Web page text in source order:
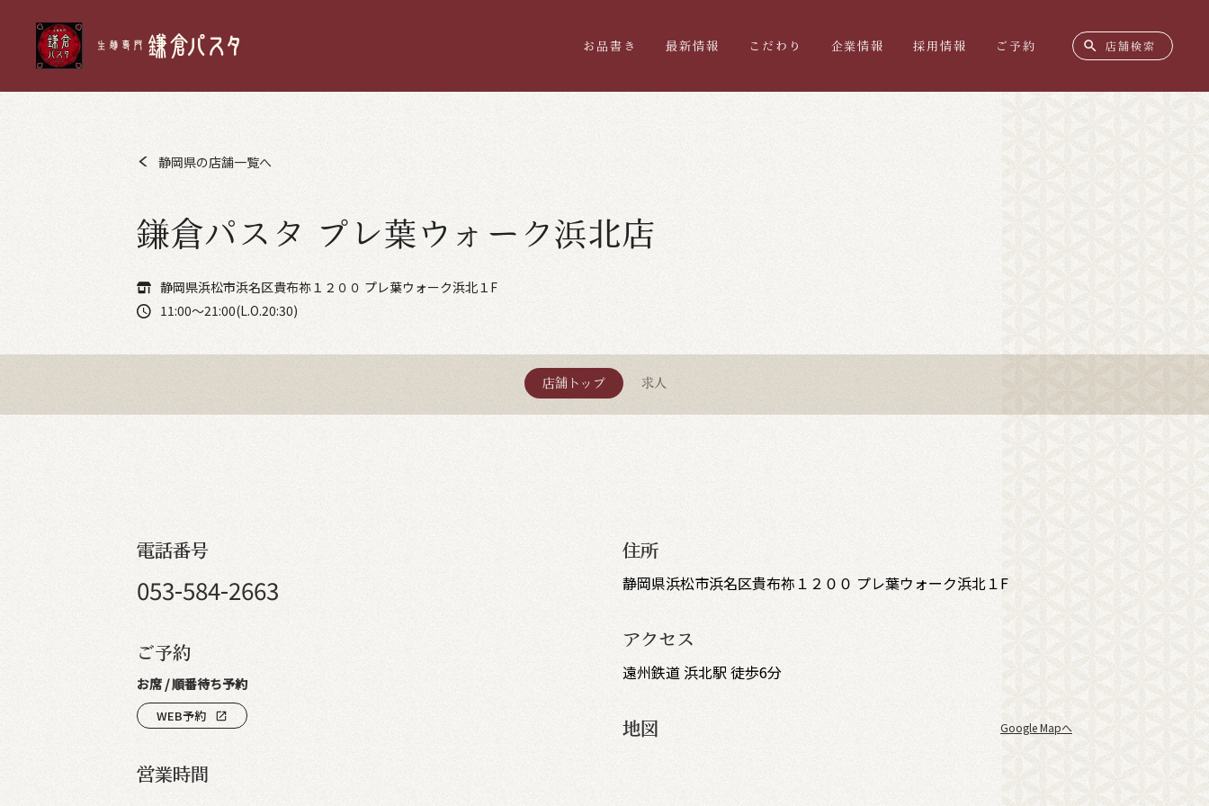
お品書き 最新情報 こだわり 企業情報 採用情報 ご予約 search 店舗検索
静岡県の店舗一覧へ
鎌倉パスタ プレ葉ウォーク浜北店
静岡県浜松市浜名区貴布祢１２００ プレ葉ウォーク浜北１F
11:00～21:00(L.O.20:30)
店舗トップ 求人
電話番号
053-584-2663
ご予約
お席 / 順番待ち予約
WEB予約 open_in_new
営業時間
住所
静岡県浜松市浜名区貴布祢１２００ プレ葉ウォーク浜北１F
アクセス
遠州鉄道 浜北駅 徒歩6分
地図 Google Mapへ